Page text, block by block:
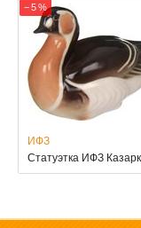
− 5 %
ИФЗ
Статуэтка ИФЗ